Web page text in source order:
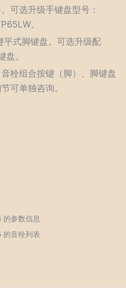
参数信息
的音栓列表
可选升级手键盘型号：
。
式脚键盘。可选升级配
。
栓组合按键（脚）、脚键盘
可单独咨询。